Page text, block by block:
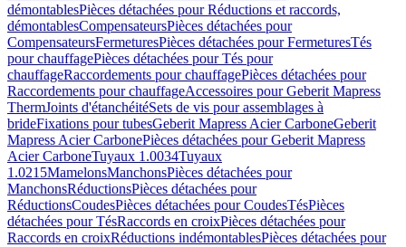
démontablesPièces détachées pour Réductions et raccords,
démontablesCompensateursPièces détachées pour
CompensateursFermeturesPièces détachées pour FermeturesTés
pour chauffagePièces détachées pour Tés pour
chauffageRaccordements pour chauffagePièces détachées pour
Raccordements pour chauffageAccessoires pour Geberit Mapress
ThermJoints d'étanchéitéSets de vis pour assemblages à
brideFixations pour tubesGeberit Mapress Acier CarboneGeberit
Mapress Acier CarbonePièces détachées pour Geberit Mapress
Acier CarboneTuyaux 1.0034Tuyaux
1.0215MamelonsManchonsPièces détachées pour
ManchonsRéductionsPièces détachées pour
RéductionsCoudesPièces détachées pour CoudesTésPièces
détachées pour TésRaccords en croixPièces détachées pour
Raccords en croixRéductions indémontablesPièces détachées pour